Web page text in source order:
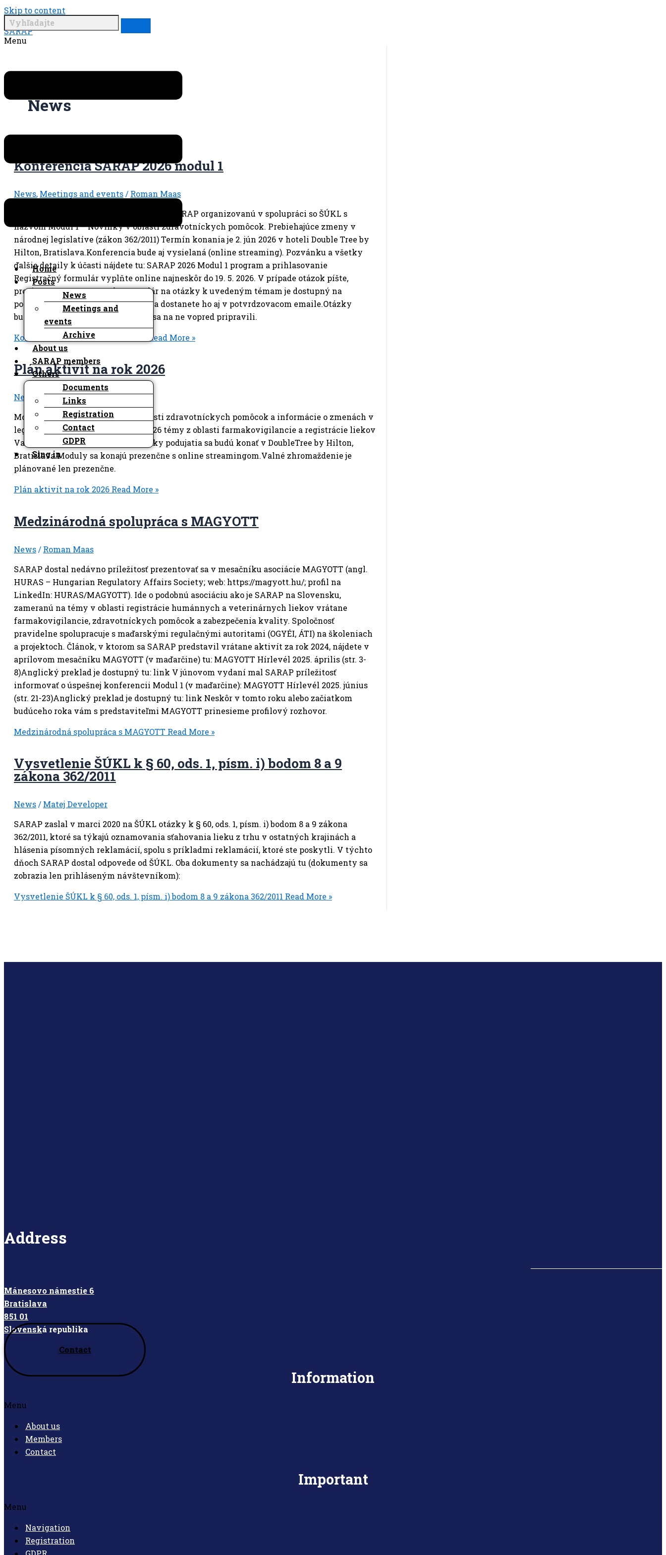
Skip to content
SARAP
Menu
Home
Posts
News
Meetings and
events
Archive
About us
SARAP members
Others
Documents
Links
Registration
Contact
GDPR
Sing in
News
Konferencia SARAP 2026 modul 1
News, Meetings and events/ Roman Maas
Srdečne vás pozývame na konferenciu SARAP organizovanú v spolupráci so ŠÚKL s
názvom Modul 1 – Novinky v oblasti zdravotníckych pomôcok. Prebiehajúce zmeny v
národnej legislatíve (zákon 362/2011) Termín konania je 2. jún 2026 v hoteli Double Tree by
Hilton, Bratislava.Konferencia bude aj vysielaná (online streaming). Pozvánku a všetky
ďalšie detaily k účasti nájdete tu: SARAP 2026 Modul 1 program a prihlasovanie
Registračný formulár vyplňte online najneskôr do 19. 5. 2026. V prípade otázok píšte,
prosím, na sarap@sarap.sk. Formulár na otázky k uvedeným témam je dostupný na
potvrdzovacej strane po prihlásení a dostanete ho aj v potvrdzovacom emaile.Otázky
budú posunuté prednášateľom, aby sa na ne vopred pripravili.
Konferencia SARAP 2026 modul 1
Read More »
Plán aktivít na rok 2026
News/ Roman Maas
Modul 1 SARAP 2.6.2026témy z oblasti zdravotníckych pomôcok a informácie o zmenách v
legislatíve Modul 2 SARAP 14.10.2026 témy z oblasti farmakovigilancie a registrácie liekov
Valné zhromaždenie 2.12.2026 Všetky podujatia sa budú konať v DoubleTree by Hilton,
Bratislava.Moduly sa konajú prezenčne s online streamingom.Valné zhromaždenie je
plánované len prezenčne.
Plán aktivít na rok 2026 Read More »
Medzinárodná spolupráca s MAGYOTT
News/ Roman Maas
SARAP dostal nedávno príležitosť prezentovať sa v mesačníku asociácie MAGYOTT (angl.
HURAS – Hungarian Regulatory Affairs Society; web: https://magyott.hu/; profil na
LinkedIn: HURAS/MAGYOTT). Ide o podobnú asociáciu ako je SARAP na Slovensku,
zameranú na témy v oblasti registrácie humánnych a veterinárnych liekov vrátane
farmakovigilancie, zdravotníckych pomôcok a zabezpečenia kvality. Spoločnosť
pravidelne spolupracuje s maďarskými regulačnými autoritami (OGYÉI, ÁTI) na školeniach
a projektoch. Článok, v ktorom sa SARAP predstavil vrátane aktivít za rok 2024, nájdete v
aprílovom mesačníku MAGYOTT (v maďarčine) tu: MAGYOTT Hírlevél 2025. április (str. 3-
8)Anglický preklad je dostupný tu: link V júnovom vydaní mal SARAP príležitosť
informovať o úspešnej konferencii Modul 1 (v maďarčine): MAGYOTT Hírlevél 2025. június
(str. 21-23)Anglický preklad je dostupný tu: link Neskôr v tomto roku alebo začiatkom
budúceho roka vám s predstaviteľmi MAGYOTT prinesieme profilový rozhovor.
Medzinárodná spolupráca s MAGYOTT Read More »
Vysvetlenie ŠÚKL k § 60, ods. 1, písm. i) bodom 8 a 9
zákona 362/2011
News/ Matej Developer
SARAP zaslal v marci 2020 na ŠÚKL otázky k § 60, ods. 1, písm. i) bodom 8 a 9 zákona
362/2011, ktoré sa týkajú oznamovania sťahovania lieku z trhu v ostatných krajinách a
hlásenia písomných reklamácií, spolu s príkladmi reklamácií, ktoré ste poskytli. V týchto
dňoch SARAP dostal odpovede od ŠÚKL. Oba dokumenty sa nachádzajú tu (dokumenty sa
zobrazia len prihláseným návštevníkom):
Vysvetlenie ŠÚKL k § 60, ods. 1, písm. i) bodom 8 a 9 zákona 362/2011 Read More »
Address
Mánesovo námestie 6
Bratislava
851 01
Slovenská republika
Contact
Information
Menu
About us
Members
Contact
Important
Menu
Navigation
Registration